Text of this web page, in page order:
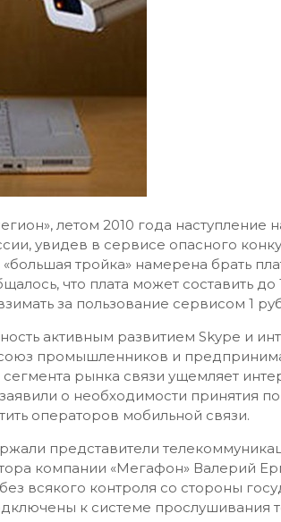
летом 2010 года наступление
увидев в сервисе опасного
тройка» намерена брать
что плата может составить
за пользование сервисом 1
активным развитием Skype и
союз промышленников и
рынка связи ущемляет
о необходимости принятия
операторов мобильной связи.
представители
компании «Мегафон» Валерий
всякого контроля со стороны
к системе